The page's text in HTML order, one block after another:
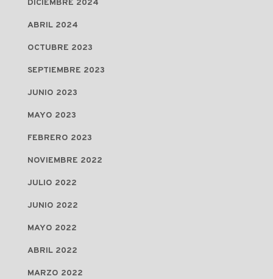
DICIEMBRE 2024
ABRIL 2024
OCTUBRE 2023
SEPTIEMBRE 2023
JUNIO 2023
MAYO 2023
FEBRERO 2023
NOVIEMBRE 2022
JULIO 2022
JUNIO 2022
MAYO 2022
ABRIL 2022
MARZO 2022